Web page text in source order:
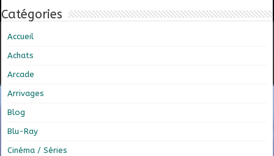
Catégories
Accueil
Achats
Arcade
Arrivages
Blog
Blu-Ray
Cinéma / Séries